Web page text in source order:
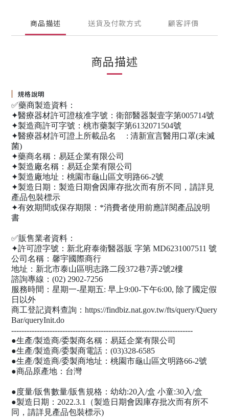
商品描述 送貨及付款方式 顧客評價
商品描述
規格說明
✅藥商製造資料：​
✦醫療器材許可證核准字號：衛部醫器製壹字第005714號​
✦製造商許可字號：桃市藥製字第6132071504號​
✦醫療器材許可證上所載品名 ​ ​ ​ ​ : 清新宣言醫用口罩(未滅
菌)​
✦藥商名稱：易廷企業有限公司​
✦製造廠名稱：易廷企業有限公司​
✦製造廠地址：桃園市龜山區文明路66-2號​
✦製造日期：製造日期會因庫存批次而有所不同，請詳見
產品包裝標示​
✦有效期間或保存期限：*消費者使用前應詳閱產品說明
書​
✅販售業者資料：​
✦許可證字號：新北府泰衛醫器販 字第 MD6231007511 號​
公司名稱：馨宇國際商行​
地址：新北市泰山區明志路二段372巷7弄2號2樓​
諮詢專線：(02) 2902-7256​
服務時間：星期一-星期五: 早上9:00-下午6:00, 除了國定假
日以外​
商工登記資料查詢：https://findbiz.nat.gov.tw/fts/query/Query
Bar/queryInit.do​
-----------------------------------------------------------------------​
●生產/製造商/委製商名稱：易廷企業有限公司​
●生產/製造商/委製商電話：(03)328-6585​
●生產/製造商/委製商地址：桃園市龜山區文明路66-2號​
●商品原產地：台灣​
●度量/販售數量/販售規格：幼幼:20入/盒 小童:30入/盒​
●製造日期：2022.3.1（製造日期會因庫存批次而有所不
同，請詳見產品包裝標示)​